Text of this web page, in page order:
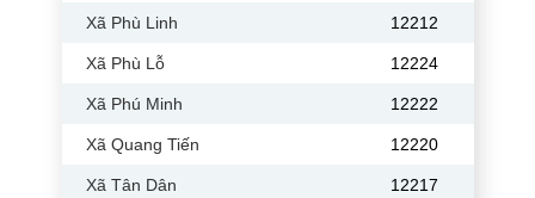
Xã Phù Linh 12212
Xã Phù Lỗ 12224
Xã Phú Minh 12222
Xã Quang Tiến 12220
Xã Tân Dân 12217